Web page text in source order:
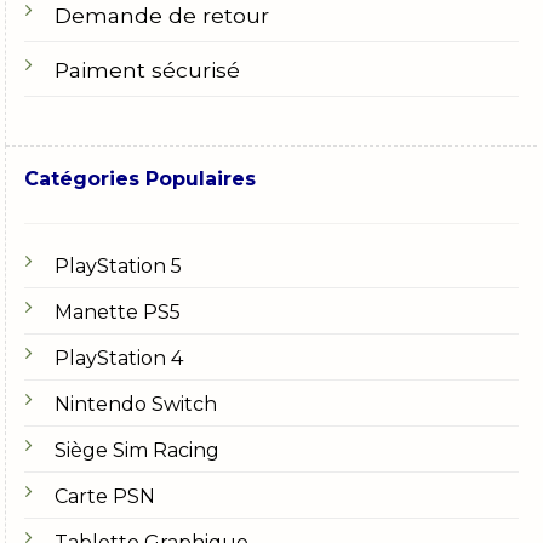
Demande de retour
Paiment sécurisé
Catégories Populaires
PlayStation 5
Manette PS5
PlayStation 4
Nintendo Switch
Siège Sim Racing
Carte PSN